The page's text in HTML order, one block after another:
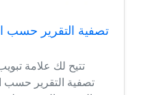
تصفية التقرير حسب
تتيح لك علامة
تصفية التقرير حسب